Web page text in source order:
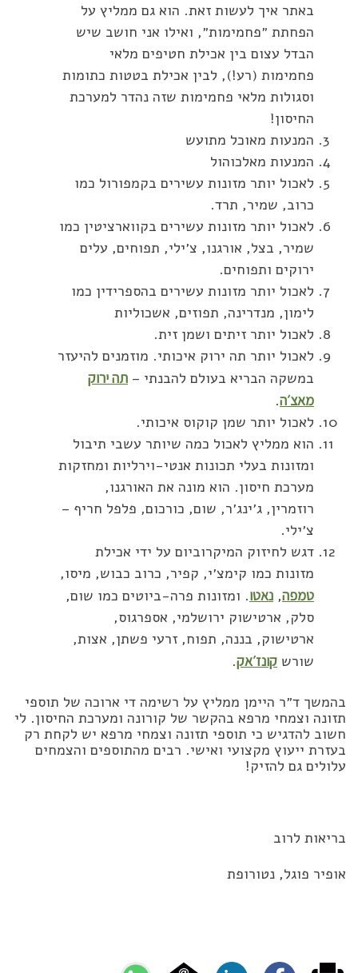
באתר איך לעשות זאת. הוא גם ממליץ על
הפחתת ״פחמימות״, ואילו אני חושב שיש
הבדל עצום בין אכילת חטיפים מלאי
פחמימות (רע!), לבין אכילת בטטות כתומות
וסגולות מלאי פחמימות שזה נהדר למערכת
החיסון!
המנעות מאוכל מתועש
המנעות מאלכוהול
לאכול יותר מזונות עשירים בקמפורול כמו
כרוב, שמיר, תרד.
לאכול יותר מזונות עשירים בקווארציטין כמו
שמיר, בצל, אורגנו, צ׳ילי, תפוחים, עלים
ירוקים ותפוחים.
לאכול יותר מזונות עשירים בהספרידין כמו
לימון, מנדרינה, תפוזים, אשכוליות
לאכול יותר זיתים ושמן זית.
לאכול יותר תה ירוק איכותי. מוזמנים להיעזר
במשקה הבריא בעולם להבנתי – תה ירוק
מאצ׳ה.
לאכול יותר שמן קוקוס איכותי.
הוא ממליץ לאכול כמה שיותר עשבי תיבול
ומזונות בעלי תכונות אנטי-וירליות ומחזקות
מערכת חיסון. הוא מונה את האורגנו,
רוזמרין, ג׳ינג׳ר, שום, כורכום, פלפל חריף –
צ׳ילי.
דגש לחיזוק המיקרוביום על ידי אכילת
מזונות כמו קימצ׳י, קפיר, כרוב כבוש, מיסו,
טמפה, נאטו. ומזונות פרה-ביוטים כמו שום,
סלק, ארטישוק ירושלמי, אספרגוס,
ארטישוק, בננה, תפוח, זרעי פשתן, אצות,
שורש קונז׳אק.
בהמשך ד״ר היימן ממליץ על רשימה די ארוכה של תוספי
תזונה וצמחי מרפא בהקשר של קורונה ומערכת החיסון. לי
חשוב להדגיש כי תוספי תזונה וצמחי מרפא יש לקחת רק
בעזרת ייעוץ מקצועי ואישי. רבים מהתוספים והצמחים
עלולים גם להזיק!
בריאות לרוב
אופיר פוגל, נטורופת